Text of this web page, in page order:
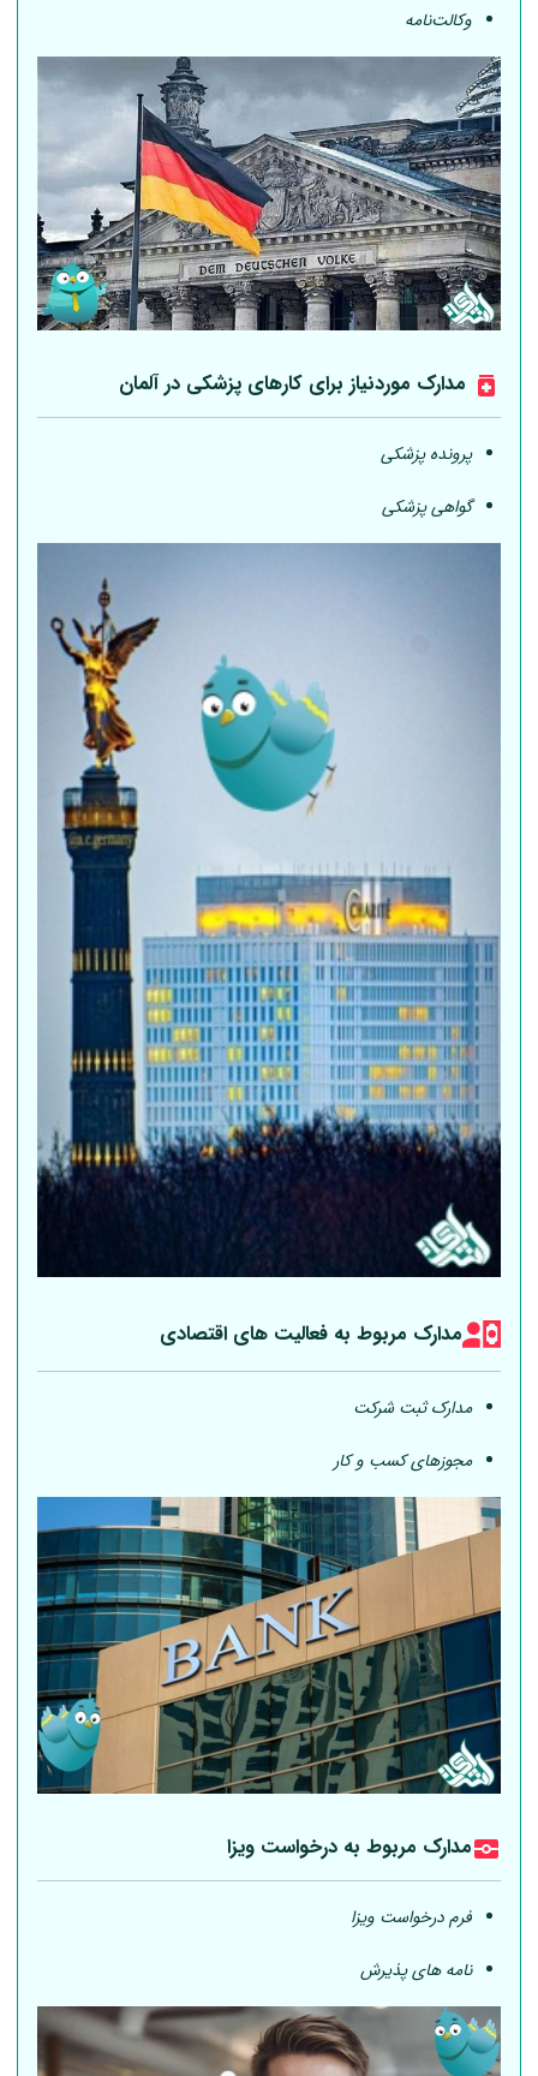
وکالت‌نامه
مدارک موردنیاز برای کارهای پزشکی درآلمان
پرونده پزشکی
گواهی پزشکی
مدارک مربوط به فعالیت های اقتصادی
مدارک ثبت شرکت
مجوزهای کسب و کار
مدارک مربوط به درخواست ویزا
فرم درخواست ویزا
نامه های پذیرش